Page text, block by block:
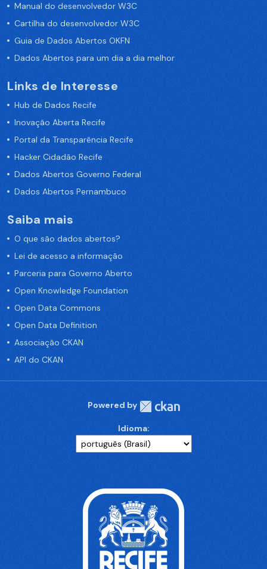
Manual do desenvolvedor W3C
Cartilha do desenvolvedor W3C
Guia de Dados Abertos OKFN
Dados Abertos para um dia a dia melhor
Links de Interesse
Hub de Dados Recife
Inovação Aberta Recife
Portal da Transparência Recife
Hacker Cidadão Recife
Dados Abertos Governo Federal
Dados Abertos Pernambuco
Saiba mais
O que são dados abertos?
Lei de acesso a informação
Parceria para Governo Aberto
Open Knowledge Foundation
Open Data Commons
Open Data Definition
Associação CKAN
API do CKAN
Powered by
Idioma